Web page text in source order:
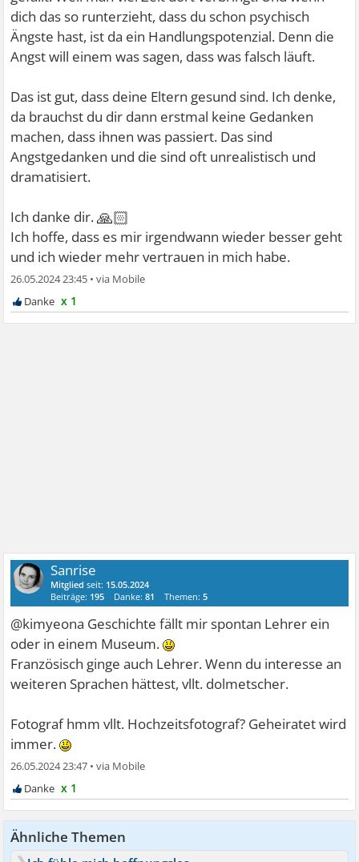
dich das so runterzieht, dass du schon psychisch
Ängste hast, ist da ein Handlungspotenzial. Denn die
Angst will einem was sagen, dass was falsch läuft.
Das ist gut, dass deine Eltern gesund sind. Ich denke,
da brauchst du dir dann erstmal keine Gedanken
machen, dass ihnen was passiert. Das sind
Angstgedanken und die sind oft unrealistisch und
dramatisiert.
Ich danke dir.🙏🏻
Ich hoffe, dass es mir irgendwann wieder besser geht
und ich wieder mehr vertrauen in mich habe.
26.05.2024 23:45 •
x 1
Sanrise
Mitglied seit: 15.05.2024
Beiträge: 195 Danke:81 Themen:5
@kimyeona Geschichte fällt mir spontan Lehrer ein
oder in einem Museum.
Französisch ginge auch Lehrer. Wenn du interesse an
weiteren Sprachen hättest, vllt. dolmetscher.
Fotograf hmm vllt. Hochzeitsfotograf? Geheiratet wird
immer.
26.05.2024 23:47 •
x 1
Ähnliche Themen